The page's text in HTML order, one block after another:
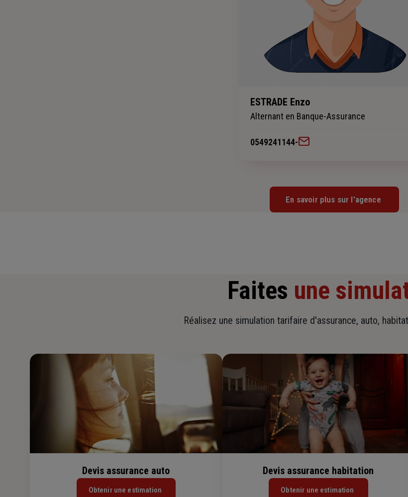
ESTRADE Enzo
Alternant en Banque-Assurance
0549241144-
En savoir plus sur l'agence
Faites une
Réalisez une simulation tarifaire d'assurance, auto,
Devis assurance auto
Obtenir une estimation
Devis assurance habitation
Obtenir une estimation